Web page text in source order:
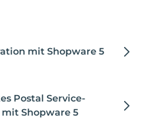
mit Shopware 5
Postal Service-
Shopware 5